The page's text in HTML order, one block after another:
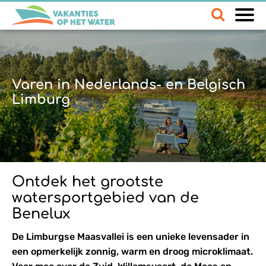
Varen in Nederlands- en Belgisch
Limburg
Ontdek het grootste
watersportgebied van de
Benelux
De Limburgse Maasvallei is een unieke levensader in
een opmerkelijk zonnig, warm en droog microklimaat.